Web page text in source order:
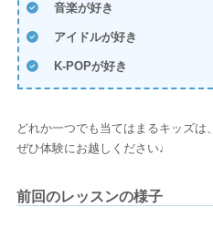
音楽が好き
アイドルが好き
K-POPが好き
どれか一つでも当てはまるキッズは、
ぜひ体験にお越しください♩
前回のレッスンの様子